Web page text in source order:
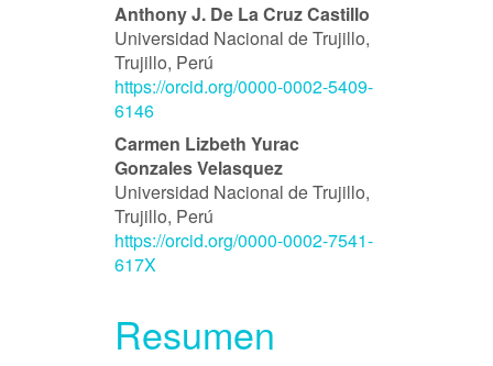
Anthony J. De La Cruz Castillo
Universidad Nacional de Trujillo,
Trujillo, Perú
https://orcid.org/0000-0002-5409-
6146
Carmen Lizbeth Yurac
Gonzales Velasquez
Universidad Nacional de Trujillo,
Trujillo, Perú
https://orcid.org/0000-0002-7541-
617X
Resumen